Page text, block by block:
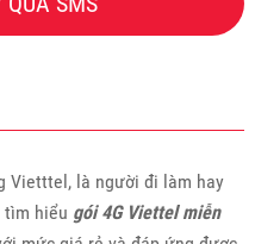
Vietttel, là người đi làm hay
tìm hiểu gói 4G Viettel miễn